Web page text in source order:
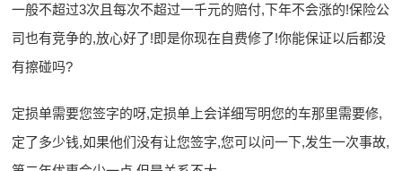
一般不超过3次且每次不超过一千元的赔付,下年不会涨的!保险公
司也有竞争的,放心好了!即是你现在自费修了!你能保证以后都没
有擦碰吗?
定损单需要您签字的呀,定损单上会详细写明您的车那里需要修,
定了多少钱,如果他们没有让您签字,您可以问一下,发生一次事故,